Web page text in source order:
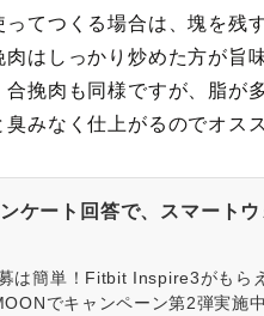
ってつくる場合は、塊を残
肉はしっかり炒めた方が旨
合挽肉も同様ですが、脂が
臭みなく仕上がるのでオス
ケート回答で、スマートウ
は簡単！Fitbit Inspire3がもら
でキャンペーン第2弾実施